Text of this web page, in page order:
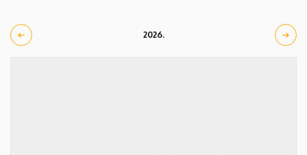
2026.